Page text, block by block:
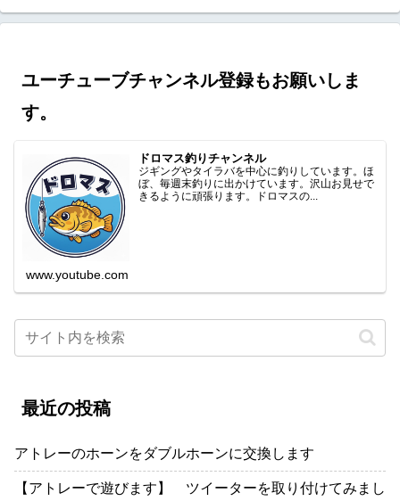
ユーチューブチャンネル登録もお願いしま
す。
ドロマス釣りチャンネル
ジギングやタイラバを中心に釣りしています。ほ
ぼ、毎週末釣りに出かけています。沢山お見せで
きるように頑張ります。ドロマスの...
www.youtube.com
最近の投稿
アトレーのホーンをダブルホーンに交換します
【アトレーで遊びます】 ツイーターを取り付けてみまし